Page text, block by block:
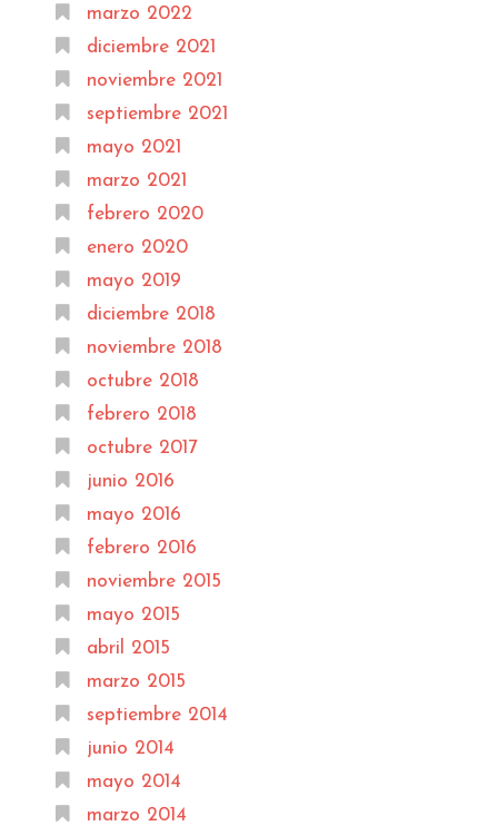
marzo 2022
diciembre 2021
noviembre 2021
septiembre 2021
mayo 2021
marzo 2021
febrero 2020
enero 2020
mayo 2019
diciembre 2018
noviembre 2018
octubre 2018
febrero 2018
octubre 2017
junio 2016
mayo 2016
febrero 2016
noviembre 2015
mayo 2015
abril 2015
marzo 2015
septiembre 2014
junio 2014
mayo 2014
marzo 2014